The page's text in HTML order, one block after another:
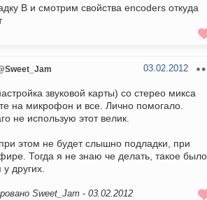
B и смотрим свойства encoders откуда
03.02.2012
звуковой карты) со стерео микса
на микрофон и все. Лично помогало.
не использую этот велик.
этом не будет слышно подладки, при
Тогда я не знаю че делать, такое
других.
Sweet_Jam - 03.02.2012